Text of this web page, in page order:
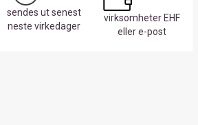
sendes ut senest
neste virkedager
virksomheter EHF
eller e-post